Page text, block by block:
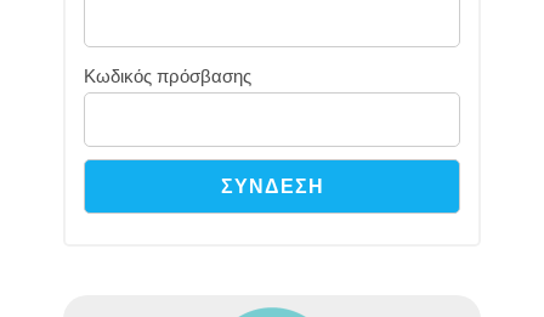
Κωδικός πρόσβασης